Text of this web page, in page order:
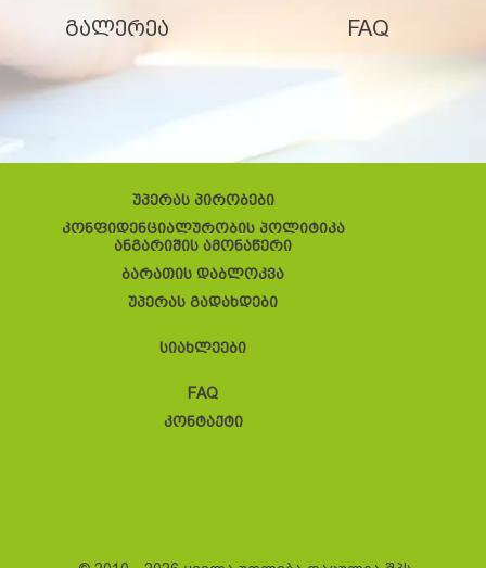
გალერეა FAQ
უპერას პირობები
კონფიდენციალურობის პოლიტიკა
ანგარიშის ამონაწერი
ბარათის დაბლოკვა
უპერას გადახდები
სიახლეები
FAQ
კონტაქტი